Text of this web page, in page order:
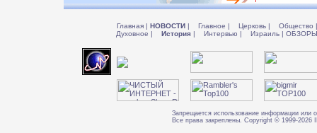
Главная | НОВОСТИ | Главное | Церковь | Общество |
Духовное | История | Интервью | Израиль |
Запрещается использование информации или
Все права закреплены. Copyright © 1999-